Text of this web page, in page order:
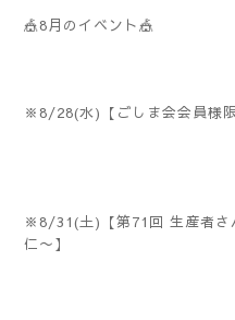
🎪8月のイベント🎪
※8/28(水)【ごしま会会員様限
※8/31(土)【第71回 生産者さ
仁〜】